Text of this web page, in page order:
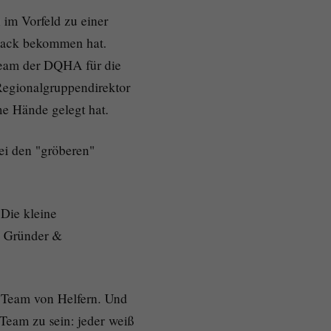
Vorfeld zu einer
bekommen hat.
der DQHA für die
Hände gelegt hat.
den "gröberen"
kleine
Gründer &
von Helfern. Und
zu sein: jeder weiß